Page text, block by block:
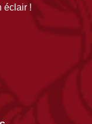
éclair !